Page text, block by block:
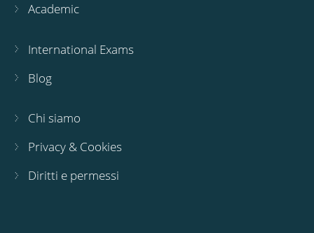
Academic
International Exams
Blog
Chi siamo
Privacy & Cookies
Diritti e permessi